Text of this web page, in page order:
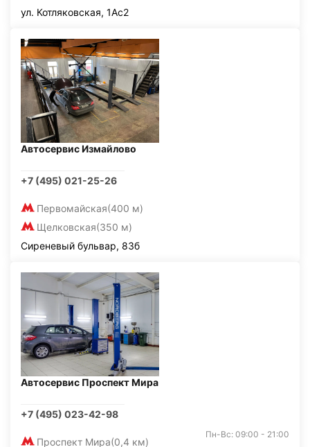
ул. Котляковская, 1Ас2
Автосервис Измайлово
+7 (495) 021-25-26
Первомайская(400 м)
Щелковская(350 м)
Сиреневый бульвар, 83б
Автосервис Проспект Мира
+7 (495) 023-42-98
Проспект Мира(0,4 км)
Пн-Вс: 09:00 - 21:00